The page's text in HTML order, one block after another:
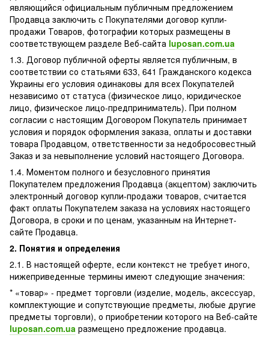
являющийся официальным публичным предложением
Продавца заключить с Покупателями договор купли-
продажи Товаров, фотографии которых размещены в
соответствующем разделе Веб-сайта luposan.com.ua
1.3. Договор публичной оферты является публичным, в
соответствии со статьями 633, 641 Гражданского кодекса
Украины его условия одинаковы для всех Покупателей
независимо от статуса (физическое лицо, юридическое
лицо, физическое лицо-предприниматель). При полном
согласии с настоящим Договором Покупатель принимает
условия и порядок оформления заказа, оплаты и доставки
товара Продавцом, ответственности за недобросовестный
Заказ и за невыполнение условий настоящего Договора.
1.4. Моментом полного и безусловного принятия
Покупателем предложения Продавца (акцептом) заключить
электронный договор купли-продажи товаров, считается
факт оплаты Покупателем заказа на условиях настоящего
Договора, в сроки и по ценам, указанным на Интернет-
сайте Продавца.
2. Понятия и определения
2.1. В настоящей оферте, если контекст не требует иного,
нижеприведенные термины имеют следующие значения:
* «товар» - предмет торговли (изделие, модель, аксессуар,
комплектующие и сопутствующие предметы, любые другие
предметы торговли), о приобретении которого на Веб-сайте
luposan.com.ua размещено предложение продавца.